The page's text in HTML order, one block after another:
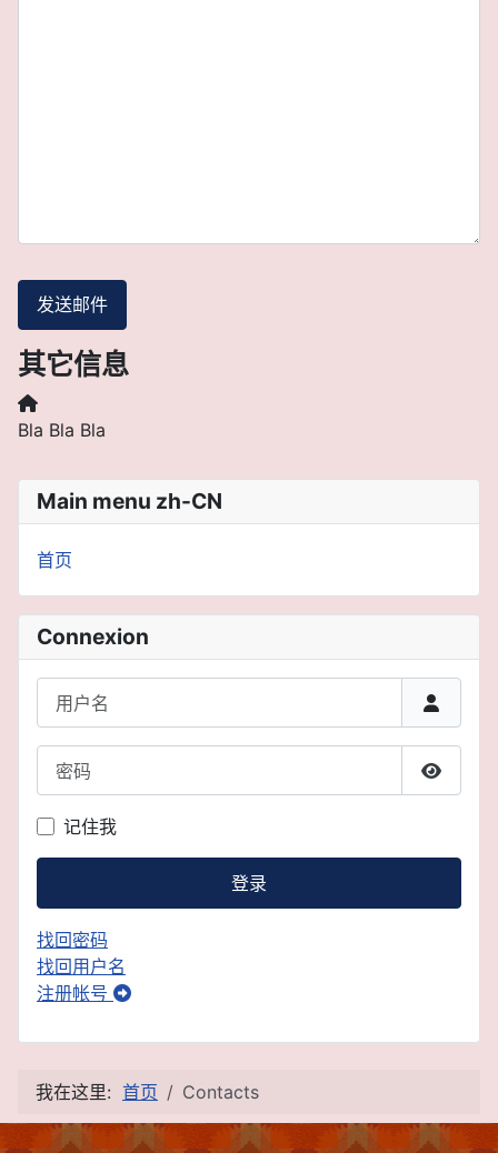
发送邮件
其它信息
其它信息
Bla Bla Bla
Main menu zh-CN
首页
Connexion
用户名
密码
显示密
记住我
登录
找回密码
找回用户名
注册帐号
我在这里: 首页 Contacts